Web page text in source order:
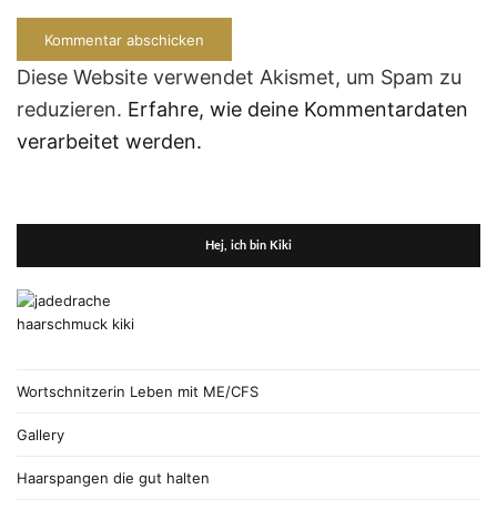
Diese Website verwendet Akismet, um Spam zu
reduzieren. Erfahre, wie deine Kommentardaten
verarbeitet werden.
Hej, ich bin Kiki
Wortschnitzerin Leben mit ME/CFS
Gallery
Haarspangen die gut halten